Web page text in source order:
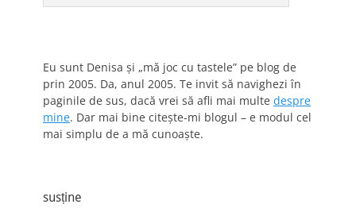
Eu sunt Denisa și „mă joc cu tastele” pe blog de
prin 2005. Da, anul 2005. Te invit să navighezi în
paginile de sus, dacă vrei să afli mai multe despre
mine. Dar mai bine citește-mi blogul – e modul cel
mai simplu de a mă cunoaște.
susține